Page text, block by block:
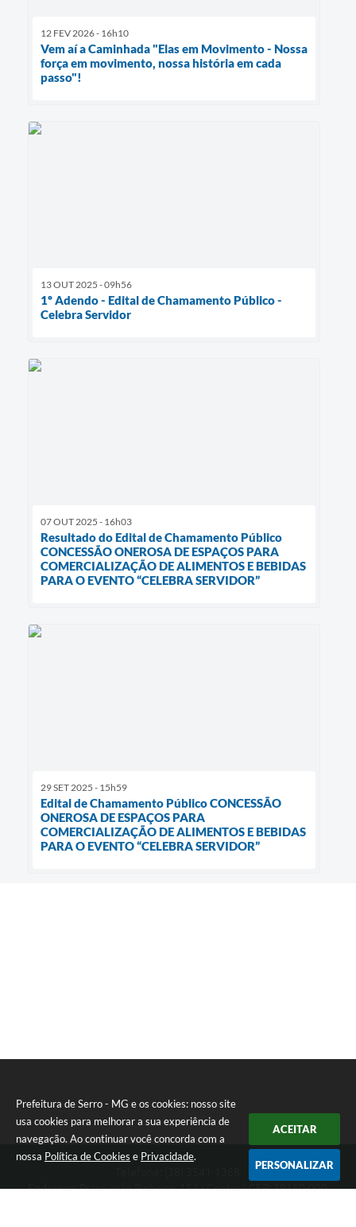
Prefeitura de Serro - MG e os cookies: nosso site
usa cookies para melhorar a sua experiência de
navegação. Ao continuar você concorda com a
nossa Política de Cookies e Privacidade.
ACEITAR
PERSONALIZAR
12 FEV 2026 - 16h10
Vem aí a Caminhada "Elas em Movimento - Nossa
força em movimento, nossa história em cada
passo"!
13 OUT 2025 - 09h56
1º Adendo - Edital de Chamamento Público -
Celebra Servidor
07 OUT 2025 - 16h03
Resultado do Edital de Chamamento Público
CONCESSÃO ONEROSA DE ESPAÇOS PARA
COMERCIALIZAÇÃO DE ALIMENTOS E BEBIDAS
PARA O EVENTO “CELEBRA SERVIDOR”
29 SET 2025 - 15h59
Edital de Chamamento Público CONCESSÃO
ONEROSA DE ESPAÇOS PARA
COMERCIALIZAÇÃO DE ALIMENTOS E BEBIDAS
PARA O EVENTO “CELEBRA SERVIDOR”
Endereço: Praça João Pinheiro, 154 - Centro | CEP: 39150-000